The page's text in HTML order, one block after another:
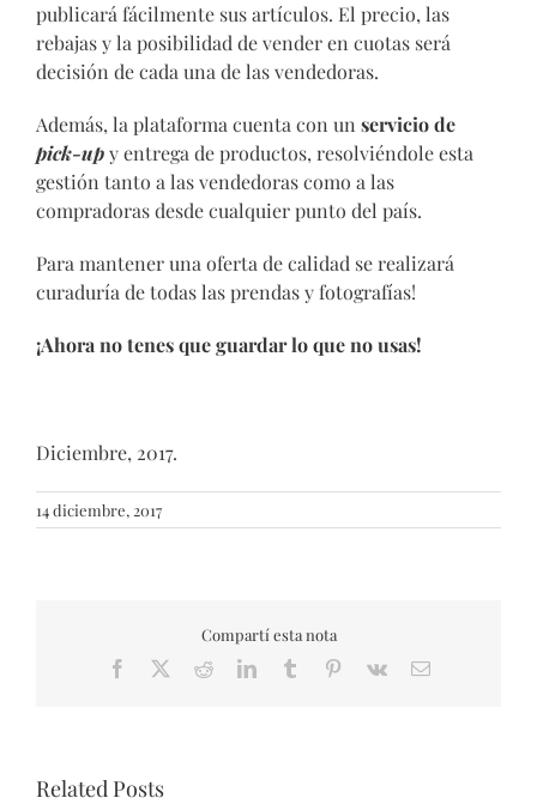
publicará fácilmente sus artículos. El precio, las
rebajas y la posibilidad de vender en cuotas será
decisión de cada una de las vendedoras.
Además, la plataforma cuenta con un servicio de
pick-upy entrega de productos, resolviéndole esta
gestión tanto a las vendedoras como a las
compradoras desde cualquier punto del país.
Para mantener una oferta de calidad se realizará
curaduría de todas las prendas y fotografías!
¡Ahora no tenes que guardar lo que no usas!
Diciembre, 2017.
14 diciembre, 2017
Compartí esta nota
Facebook RedditLinkedInTumblr Pinterest
Vk Email
Related Posts